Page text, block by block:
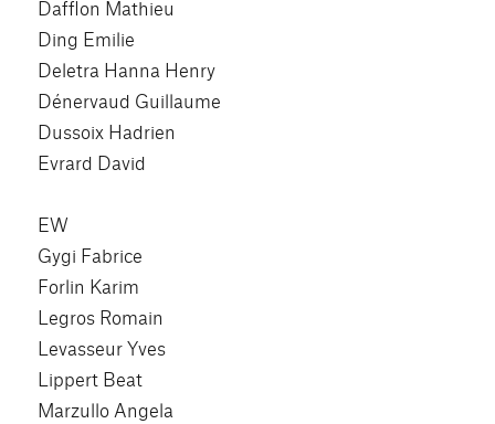
Dafflon Mathieu
Ding Emilie
Deletra Hanna Henry
Dénervaud Guillaume
Dussoix Hadrien
Evrard David
EW
Gygi Fabrice
Forlin Karim
Legros Romain
Levasseur Yves
Lippert Beat
Marzullo Angela